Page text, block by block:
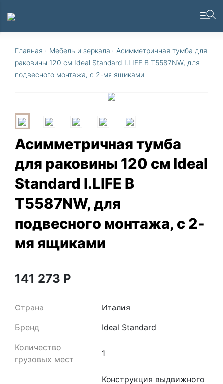
Главная · Мебель и зеркала · Асимметричная тумба для
раковины 120 см Ideal Standard I.LIFE B T5587NW, для
подвесного монтажа, с 2-мя ящиками
Асимметричная тумба
для раковины 120 см Ideal
Standard I.LIFE B
T5587NW, для
подвесного монтажа, с 2-
мя ящиками
141 273 Р
Страна
Италия
Бренд
Ideal Standard
Количество
грузовых мест
1
Конструкция выдвижного